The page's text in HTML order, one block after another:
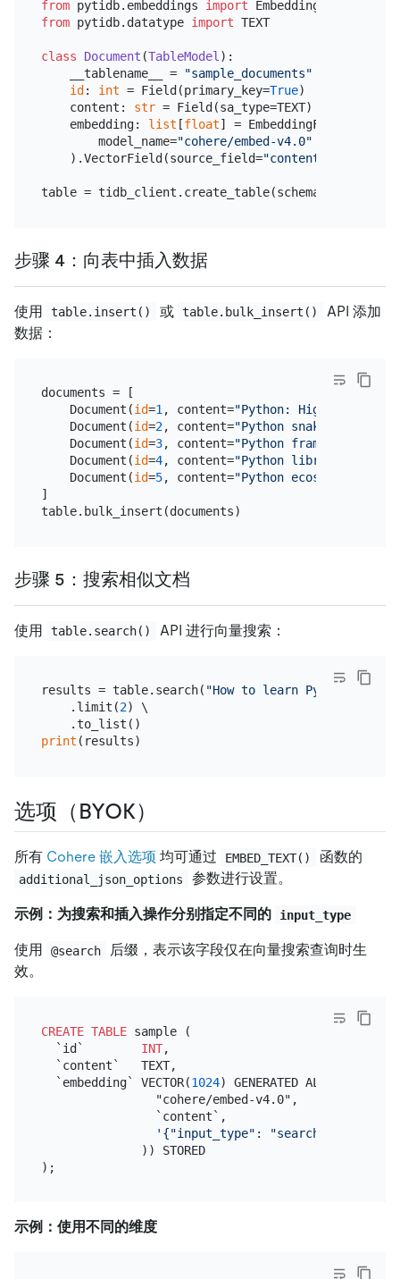
from pytidb.embeddings import
from pytidb.datatype import TEXT
class Document (TableModel ):
    __tablename__ =
"sample_documents"
id : int = Field(primary_key=True)
    content:
str = Field(sa_type=TEXT)
    embedding:
list [float] = EmbeddingFunction(
        model_name=
"cohere/embed-v4.0"
    ).VectorField(source_field=
"content"
table =
步骤 4：向表中插入数据
使用 table.insert() 或 table.bulk_insert()
API 添加
数据：
documents = [
    Document(
id=1, content="Python: High-level
    Document(
id=2, content="Python snake: Non-
    Document(
id=3, content="Python framework:
    Document(
id=4, content="Python libraries:
    Document(
id=5, content="Python ecosystem:
]
步骤 5：搜索相似文档
使用 table.search() API 进行向量搜索：
results = table.search( "How to learn Python
    .limit(
2) \
print
选项（BYOK）
所有 Cohere 嵌入选项 均可通过 EMBED_TEXT() 函数的
additional_json_options 参数进行设置。
示例：为搜索和插入操作分别指定不同的 input_type
使用 @search
后缀，表示该字段仅在向量搜索查询时生
效。
CREATE TABLE sample (
  `id`
INT,
  `content`   TEXT,
  `embedding` VECTOR(
1024) GENERATED ALWAYS
                "cohere/embed-v4.0",
                `content`,
'{"input_type":
              )) STORED
示例：使用不同的维度